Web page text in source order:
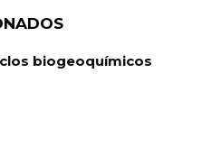
biogeoquímicos